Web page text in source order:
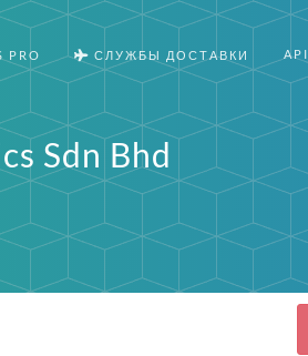
PRO СЛУЖБЫ ДОСТАВКИ API
Sdn Bhd